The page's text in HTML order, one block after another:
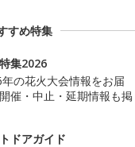
すめ特集
集2026
の花火大会情報をお届
催・中止・延期情報も掲
ドアガイド